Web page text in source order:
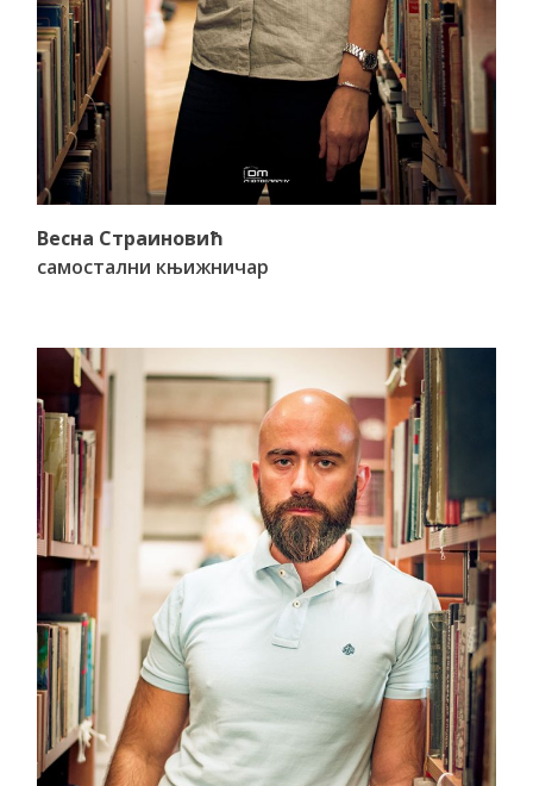
Весна Страиновић
самостални књижничар